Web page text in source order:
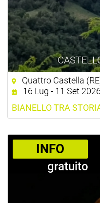
Quattro Castella
16 Lug - 11 Set 2026
BIANELLO TRA
­INFO
gratuito